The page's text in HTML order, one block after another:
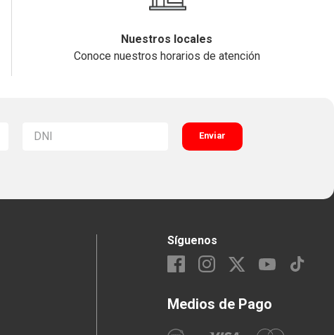
Nuestros locales
Conoce nuestros horarios de atención
Enviar
Síguenos
Medios de Pago